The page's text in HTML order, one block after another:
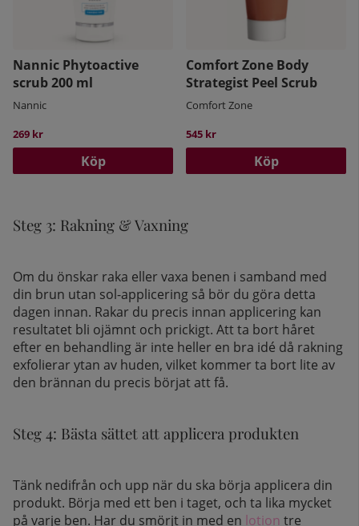
Nannic Phytoactive
scrub 200 ml
Nannic
269 kr
Köp
Comfort Zone Body
Strategist Peel Scrub
Comfort Zone
545 kr
Köp
Steg 3: Rakning & Vaxning
Om du önskar raka eller vaxa benen i samband med
din brun utan sol-applicering så bör du göra detta
dagen innan. Rakar du precis innan applicering kan
resultatet bli ojämnt och prickigt. Att ta bort håret
efter en behandling är inte heller en bra idé då rakning
exfolierar ytan av huden, vilket kommer ta bort lite av
den brännan du precis börjat att få.
Steg 4: Bästa sättet att applicera produkten
Tänk nedifrån och upp när du ska börja applicera din
produkt. Börja med ett ben i taget, och ta lika mycket
på varje ben. Har du smörjt in med en lotion tre